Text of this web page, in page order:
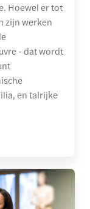
Hoewel er tot
zijn werken
- dat wordt
en talrijke